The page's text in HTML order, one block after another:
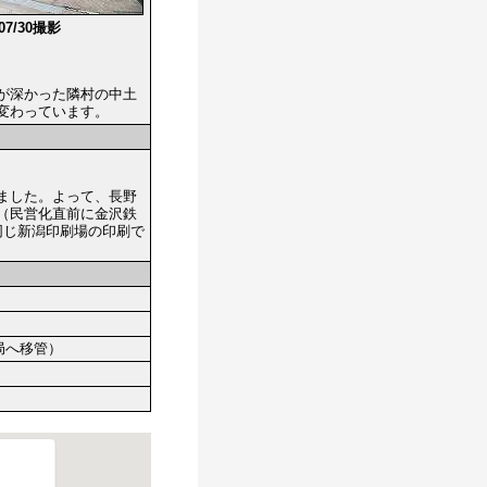
30撮影
深かった隣村の中土
っています。
した。よって、長野
民営化直前に金沢鉄
新潟印刷場の印刷で
移管）